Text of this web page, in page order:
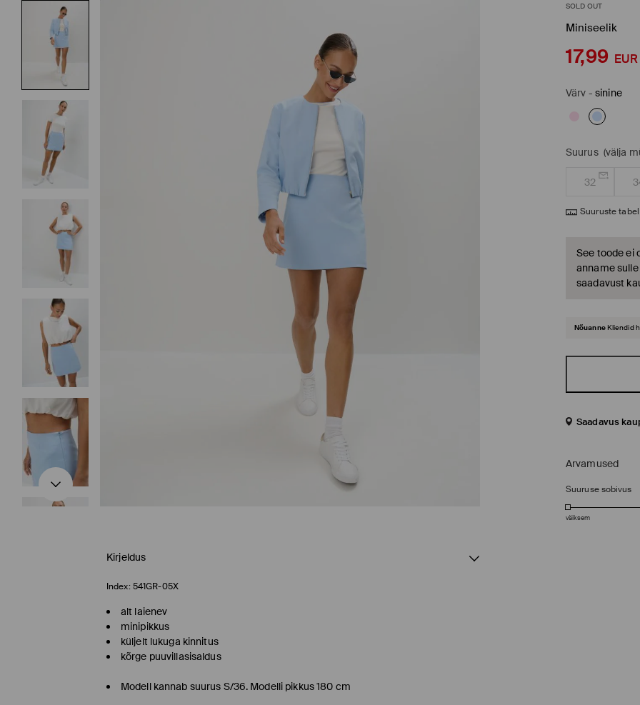
SOLD OUT
Miniseelik
17,99 EUR
Värv - sinine
Suurus (välja
32
Suuruste tabel
See toode ei
anname
saadavust
Nõuanne Kliendid
Saadavus
Arvamused
Suuruse sobivus
väiksem
Kirjeldus
Index: 541GR-05X
alt laienev
minipikkus
küljelt lukuga kinnitus
kõrge puuvillasisaldus
Modell kannab suurus S/36. Modelli pikkus 180 cm